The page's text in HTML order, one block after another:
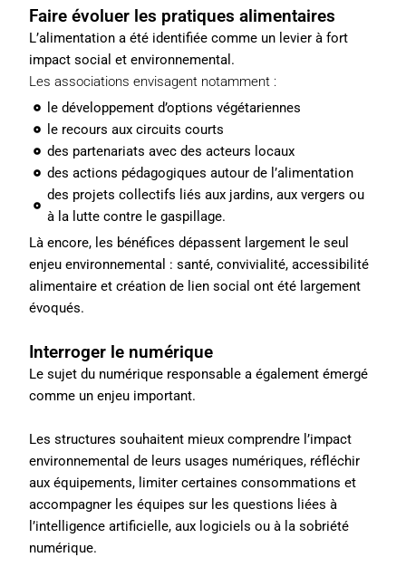
Faire évoluer les pratiques alimentaires
L’alimentation a été identifiée comme un levier à fort
impact social et environnemental.
Les associations envisagent notamment :
le développement d’options végétariennes
le recours aux circuits courts
des partenariats avec des acteurs locaux
des actions pédagogiques autour de l’alimentation
des projets collectifs liés aux jardins, aux vergers ou
à la lutte contre le gaspillage.
Là encore, les bénéfices dépassent largement le seul
enjeu environnemental : santé, convivialité, accessibilité
alimentaire et création de lien social ont été largement
évoqués.
Interroger le numérique
Le sujet du numérique responsable a également émergé
comme un enjeu important.
Les structures souhaitent mieux comprendre l’impact
environnemental de leurs usages numériques, réfléchir
aux équipements, limiter certaines consommations et
accompagner les équipes sur les questions liées à
l’intelligence artificielle, aux logiciels ou à la sobriété
numérique.